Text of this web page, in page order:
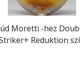
Moretti -hez
Reduktion